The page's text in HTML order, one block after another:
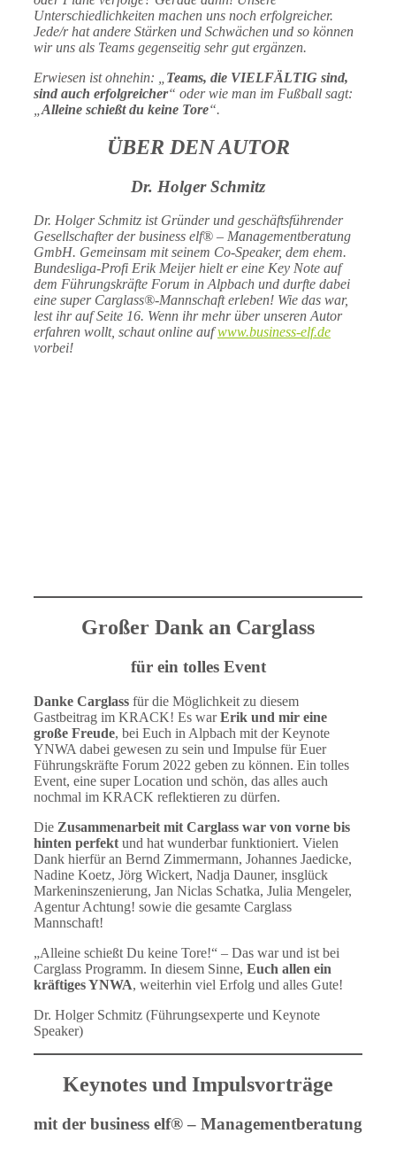
Unterschiedlichkeiten machen uns noch erfolgreicher.
Jede/r hat andere Stärken und Schwächen und so können
wir uns als Teams gegenseitig sehr gut ergänzen.
Erwiesen ist ohnehin: „ Teams, die VIELFÄLTIG sind,
sind auch erfolgreicher“ oder wie man im Fußball sagt:
Alleine schießt du keine Tore“.
ÜBER DEN AUTOR
Dr. Holger Schmitz
Dr. Holger Schmitz ist Gründer und geschäftsführender
Gesellschafter der business elf® – Managementberatung
GmbH. Gemeinsam mit seinem Co-Speaker, dem ehem.
Bundesliga-Profi Erik Meijer hielt er eine Key Note auf
dem Führungskräfte Forum in Alpbach und durfte dabei
eine super Carglass®-Mannschaft erleben! Wie das war,
lest ihr auf Seite 16. Wenn ihr mehr über unseren Autor
erfahren wollt, schaut online aufwww.business-elf.de
vorbei!
Großer Dank an Carglass
für ein tolles Event
Danke Carglass für die Möglichkeit zu diesem
Gastbeitrag im KRACK! Es warErik und mir eine
große Freude, bei Euch in Alpbach mit der Keynote
YNWA dabei gewesen zu sein und Impulse für Euer
Führungskräfte Forum 2022 geben zu können. Ein tolles
Event, eine super Location und schön, das alles auch
nochmal im KRACK reflektieren zu dürfen.
Die Zusammenarbeit mit Carglass war von vorne bis
hinten perfekt und hat wunderbar funktioniert. Vielen
Dank hierfür an Bernd Zimmermann, Johannes Jaedicke,
Nadine Koetz, Jörg Wickert, Nadja Dauner, insglück
Markeninszenierung, Jan Niclas Schatka, Julia Mengeler,
Agentur Achtung! sowie die gesamte Carglass
Mannschaft!
„Alleine schießt Du keine Tore!“ – Das war und ist bei
Carglass Programm. In diesem Sinne, Euch allen ein
kräftiges YNWA, weiterhin viel Erfolg und alles Gute!
Dr. Holger Schmitz (Führungsexperte und Keynote
Speaker)
Keynotes und Impulsvorträge
mit der business elf® – Managementberatung